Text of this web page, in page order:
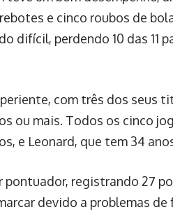
e cinco roubos de
difícil, perdendo 10 das 11
com três dos seus
ou mais. Todos os cinco
e Leonard, que tem 34
pontuador, registrando 27
devido a problemas de